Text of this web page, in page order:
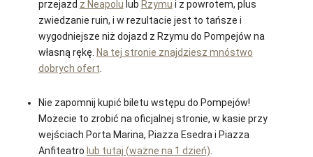
przejazd z Neapolu lub Rzymu i z powrotem, plus
zwiedzanie ruin, i w rezultacie jest to tańsze i
wygodniejsze niż dojazd z Rzymu do Pompejów na
własną rękę. Na tej stronie znajdziesz mnóstwo
dobrych ofert
Nie zapomnij kupić biletu wstępu do Pompejów!
Możecie to zrobić na oficjalnej stronie, w kasie przy
wejściach Porta Marina, Piazza Esedra i Piazza
Anfiteatro lub tutaj (ważne na 1 dzień)